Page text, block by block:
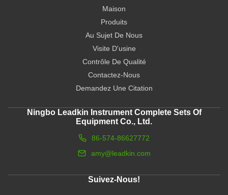
Maison
Produits
Au Sujet De Nous
Visite D'usine
Contrôle De Qualité
Contactez-Nous
Demandez Une Citation
Ningbo Leadkin Instrument Complete Sets Of
Equipment Co., Ltd.
86-574-86627772
amy@leadkin.com
Suivez-Nous!